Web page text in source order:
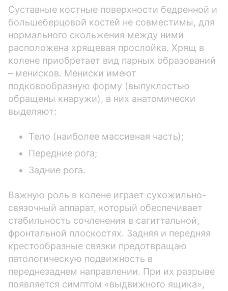
Cуставные костные поверхности бедренной и
большеберцовой костей не совместимы, для
нормального скольжения между ними
расположена хрящевая прослойка. Хрящ в
колене приобретает вид парных образований
– менисков. Мениски имеют
подковообразную форму (выпуклостью
обращены кнаружи), в них анатомически
выделяют:
Тело (наиболее массивная часть);
Передние рога;
Задние рога.
Важную роль в колене играет сухожильно-
связочный аппарат, который обеспечивает
стабильность сочленения в сагиттальной,
фронтальной плоскостях. Задняя и передняя
крестообразные связки предотвращаю
патологическую подвижность в
переднезаднем направлении. При их разрыве
появляется симптом «выдвижного ящика»,